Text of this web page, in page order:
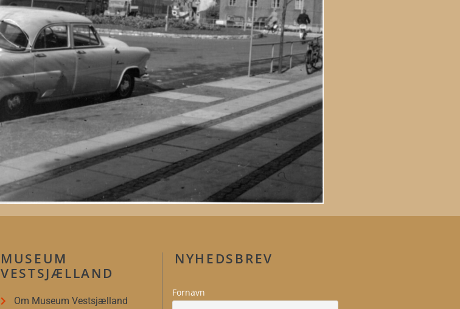
MUSEUM
VESTSJÆLLAND
Om Museum Vestsjælland
NYHEDSBREV
Fornavn